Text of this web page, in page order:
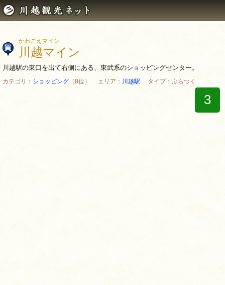
かわごえマイン
川越マイン
川越駅の東口を出て右側にある、東武系のショッピングセンター。
カテゴリ： ショッピング （8位） エリア： 川越駅 タイプ：ぶらつく
3